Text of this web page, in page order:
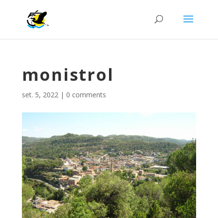
monistrol
set. 5, 2022| 0 comments